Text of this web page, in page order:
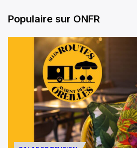
Populaire sur ONFR